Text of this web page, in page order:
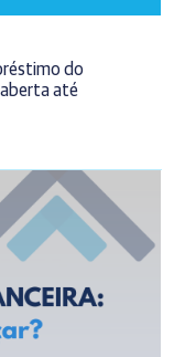
do
aberta até